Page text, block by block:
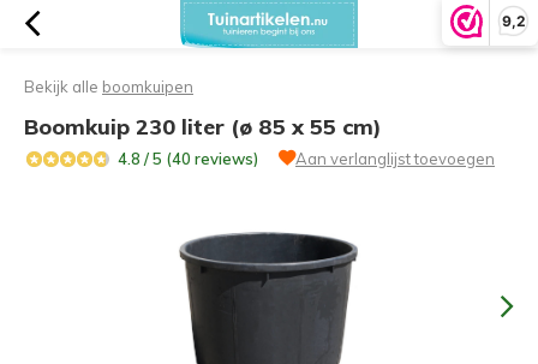
9,2
Bekijk alle boomkuipen
Boomkuip 230 liter (ø 85 x 55 cm)
4.8 / 5 (40 reviews) Aan verlanglijst toevoegen